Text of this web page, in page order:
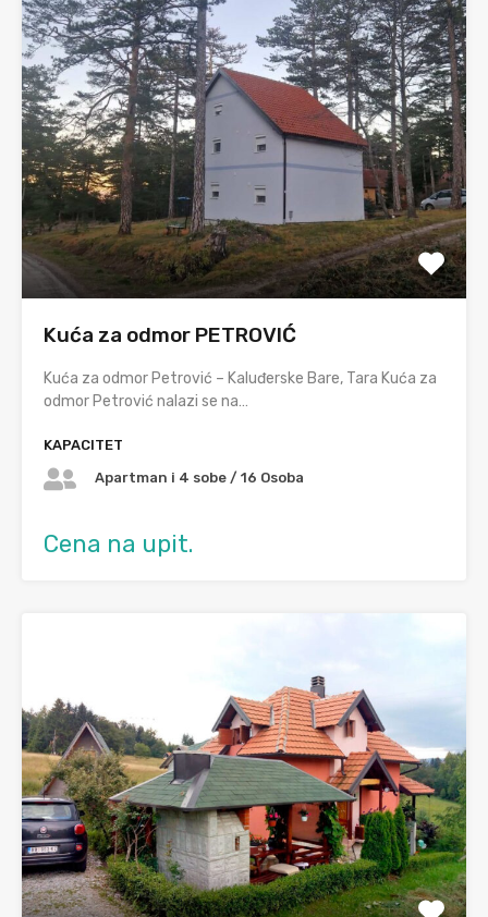
Kuća za odmor PETROVIĆ
Kuća za odmor Petrović – Kaluđerske Bare, Tara Kuća za
odmor Petrović nalazi se na…
KAPACITET
Apartman i 4 sobe / 16 Osoba
Cena na upit.